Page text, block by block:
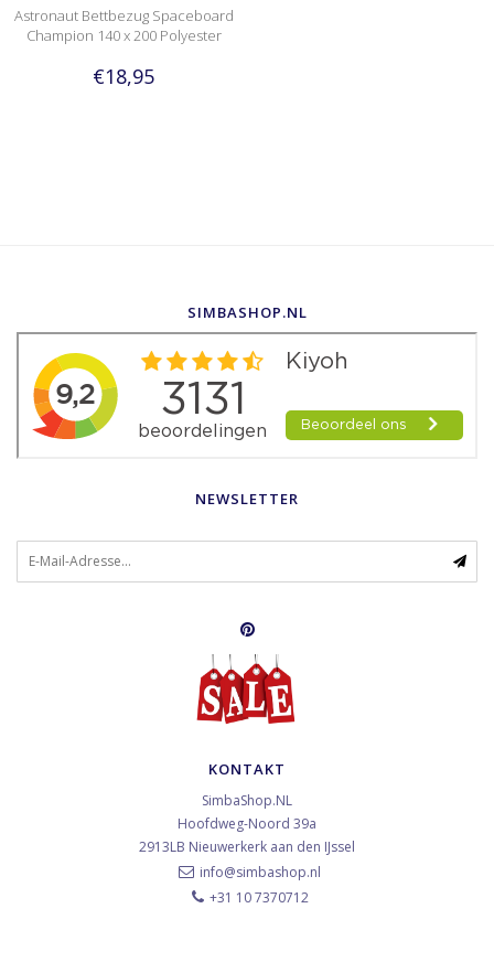
Astronaut Bettbezug Spaceboard
Champion 140 x 200 Polyester
€18,95
SIMBASHOP.NL
NEWSLETTER
KONTAKT
SimbaShop.NL
Hoofdweg-Noord 39a
2913LB Nieuwerkerk aan den IJssel
info@simbashop.nl
+31 10 7370712